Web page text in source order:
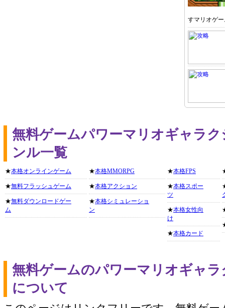
すマリオゲ
無料ゲームパワーマリオギャラ
ンル一覧
★本格オンラインゲーム
★無料フラッシュゲーム
★無料ダウンロードゲー
ム
★本格MMORPG
★本格アクション
★本格シミュレーショ
ン
★本格FPS
★本格スポー
ツ
★本格女性向
け
★本格カード
無料ゲームのパワーマリオギャ
について